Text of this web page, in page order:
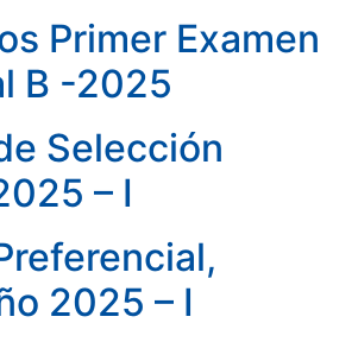
Primer Examen
B -2025
Selección
– I
2025 – I